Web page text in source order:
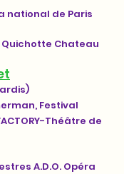
national de Paris
Chateau
Festival
Théâtre de
A.D.O. Opéra